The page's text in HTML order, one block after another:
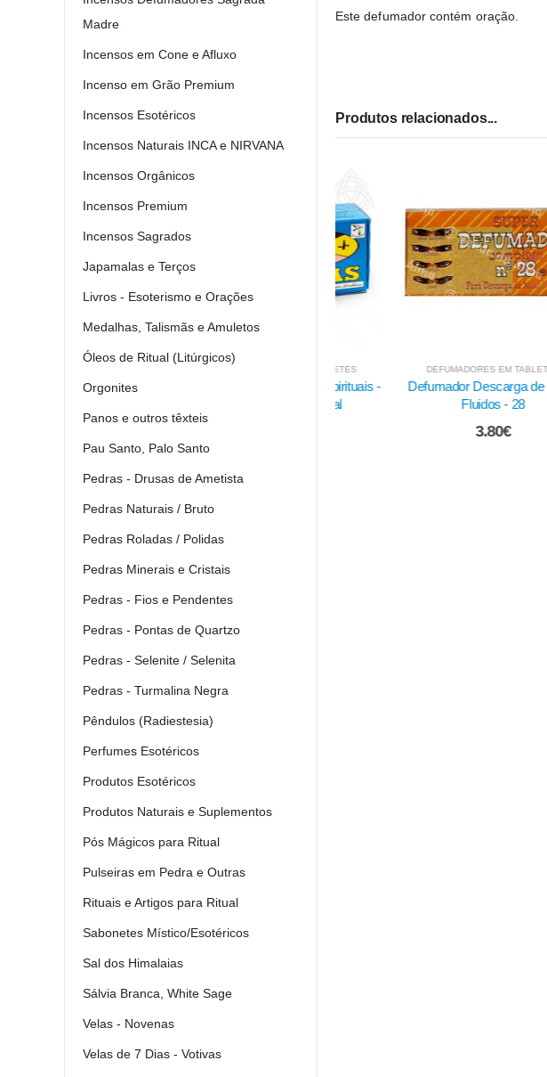
Este defumador contém oração.
Produtos relacionados...
Defumador 7 Forças Espirituais -
DEFUMADORES EM TABLETES
Defumador Descarga de Maus
Madre
Incensos em Cone e Afluxo
Incenso em Grão Premium
Incensos Esotéricos
Incensos Naturais INCA e NIRVANA
Incensos Orgânicos
Incensos Premium
Incensos Sagrados
Japamalas e Terços
Livros - Esoterismo e Orações
Medalhas, Talismãs e Amuletos
Óleos de Ritual (Litúrgicos)
Orgonites
Panos e outros têxteis
Pau Santo, Palo Santo
Pedras - Drusas de Ametista
Pedras Naturais / Bruto
Pedras Roladas / Polidas
Pedras Minerais e Cristais
Pedras - Fios e Pendentes
Pedras - Pontas de Quartzo
Pedras - Selenite / Selenita
Pedras - Turmalina Negra
Pêndulos (Radiestesia)
Perfumes Esotéricos
Produtos Esotéricos
Produtos Naturais e Suplementos
Pós Mágicos para Ritual
Pulseiras em Pedra e Outras
Rituais e Artigos para Ritual
Sabonetes Místico/Esotéricos
Sal dos Himalaias
Sálvia Branca, White Sage
Velas - Novenas
Velas de 7 Dias - Votivas